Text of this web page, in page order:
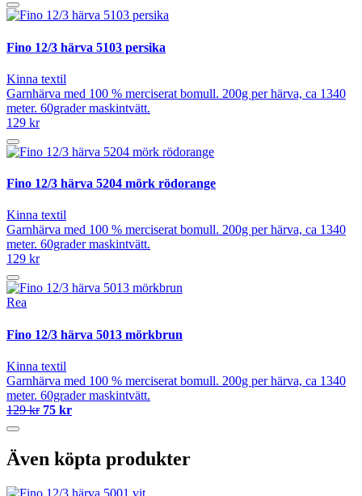
Fino 12/3 härva 5103 persika
Kinna textil
Garnhärva med 100 % merciserat bomull. 200g per härva, ca 1340
meter. 60grader maskintvätt.
129 kr
Fino 12/3 härva 5204 mörk rödorange
Kinna textil
Garnhärva med 100 % merciserat bomull. 200g per härva, ca 1340
meter. 60grader maskintvätt.
129 kr
Rea
Fino 12/3 härva 5013 mörkbrun
Kinna textil
Garnhärva med 100 % merciserat bomull. 200g per härva, ca 1340
meter. 60grader maskintvätt.
129 kr 75 kr
Även köpta produkter